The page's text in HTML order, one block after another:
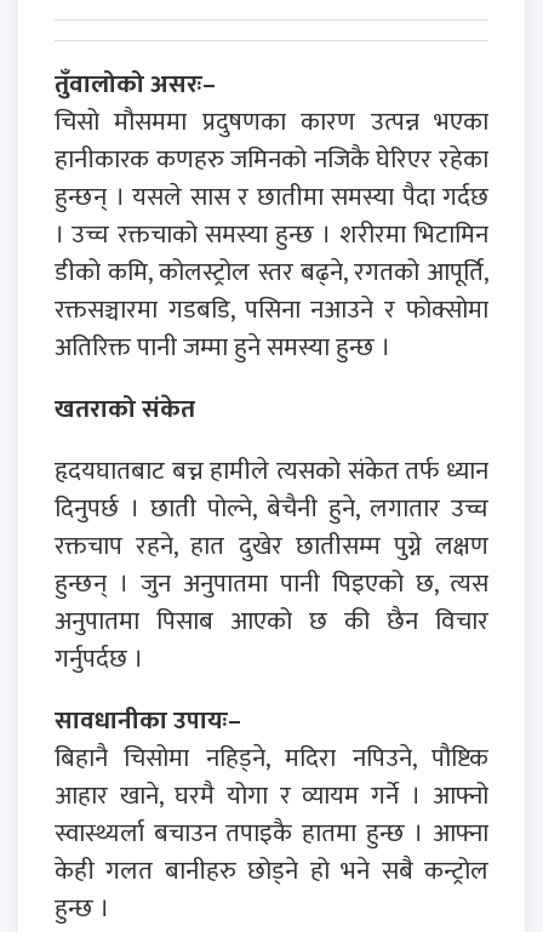
तुँवालोको असरः–
चिसो मौसममा प्रदुषणका कारण उत्पन्न भएका
हानीकारक कणहरु जमिनको नजिकै घेरिएर रहेका
हुन्छन् । यसले सास र छातीमा समस्या पैदा गर्दछ
। उच्च रक्तचाको समस्या हुन्छ । शरीरमा भिटामिन
डीको कमि, कोलस्ट्रोल स्तर बढ्ने, रगतको आपूर्ति,
रक्तसञ्चारमा गडबडि, पसिना नआउने र फोक्सोमा
अतिरिक्त पानी जम्मा हुने समस्या हुन्छ ।
खतराको संकेत
हृदयघातबाट बच्न हामीले त्यसको संकेत तर्फ ध्यान
दिनुपर्छ । छाती पोल्ने, बेचैनी हुने, लगातार उच्च
रक्तचाप रहने, हात दुखेर छातीसम्म पुग्ने लक्षण
हुन्छन् । जुन अनुपातमा पानी पिइएको छ, त्यस
अनुपातमा पिसाब आएको छ की छैन विचार
गर्नुपर्दछ ।
सावधानीका उपायः–
बिहानै चिसोमा नहिड्ने, मदिरा नपिउने, पौष्टिक
आहार खाने, घरमै योगा र व्यायम गर्ने । आफ्नो
स्वास्थ्यर्ला बचाउन तपाइकै हातमा हुन्छ । आफ्ना
केही गलत बानीहरु छोड्ने हो भने सबै कन्ट्रोल
हुन्छ ।